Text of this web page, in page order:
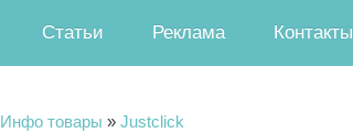
Статьи Реклама Контакты
Инфо товары » Justclick